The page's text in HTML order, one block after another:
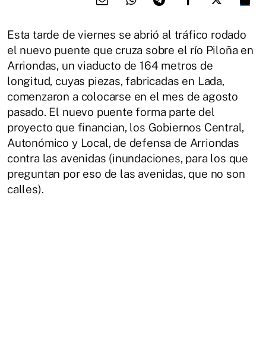
Esta tarde de viernes se abrió al tráfico rodado
el nuevo puente que cruza sobre el río Piloña en
Arriondas, un viaducto de 164 metros de
longitud, cuyas piezas, fabricadas en Lada,
comenzaron a colocarse en el mes de agosto
pasado. El nuevo puente forma parte del
proyecto que financian, los Gobiernos Central,
Autonómico y Local, de defensa de Arriondas
contra las avenidas (inundaciones, para los que
preguntan por eso de las avenidas, que no son
calles).